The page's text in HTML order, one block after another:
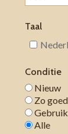
Taal
Conditie
Nieuw
Zo
Alle